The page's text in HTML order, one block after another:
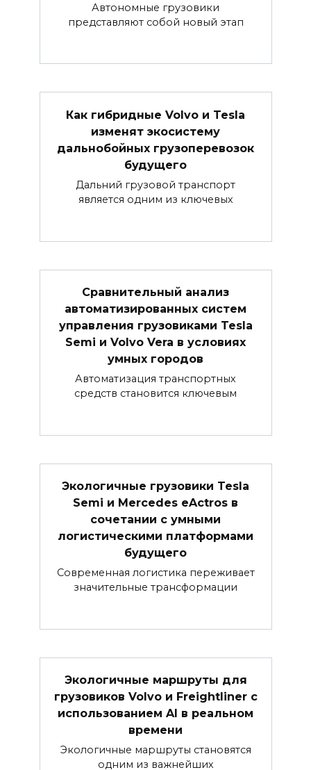
Автономные грузовики
представляют собой новый этап
Как гибридные Volvo и Tesla
изменят экосистему
дальнобойных грузоперевозок
будущего
Дальний грузовой транспорт
является одним из ключевых
Сравнительный анализ
автоматизированных систем
управления грузовиками Tesla
Semi и Volvo Vera в условиях
умных городов
Автоматизация транспортных
средств становится ключевым
Экологичные грузовики Tesla
Semi и Mercedes eActros в
сочетании с умными
логистическими платформами
будущего
Современная логистика переживает
значительные трансформации
Экологичные маршруты для
грузовиков Volvo и Freightliner с
использованием AI в реальном
времени
Экологичные маршруты становятся
одним из важнейших